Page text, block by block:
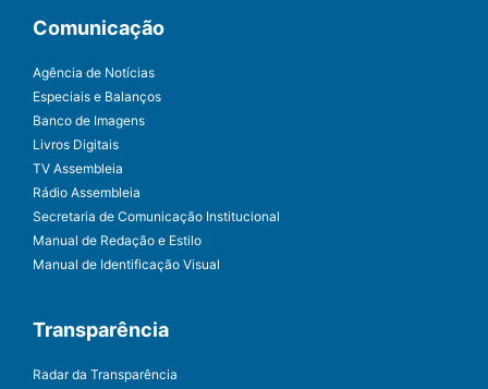
Comunicação
Agência de Notícias
Especiais e Balanços
Banco de Imagens
Livros Digitais
TV Assembleia
Rádio Assembleia
Secretaria de Comunicação Institucional
Manual de Redação e Estilo
Manual de Identificação Visual
Transparência
Radar da Transparência